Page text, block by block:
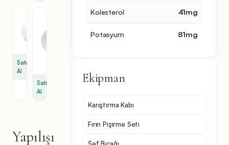
Satın
Al
Satın
Al
Yapılışı
Kolesterol 41mg
Potasyum 81mg
Ekipman
Karıştırma Kabı
Fırın Pişirme Seti
Şef Bıçağı